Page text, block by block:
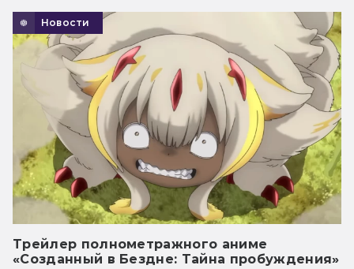
Новости
Трейлер полнометражного аниме
«Созданный в Бездне: Тайна пробуждения»